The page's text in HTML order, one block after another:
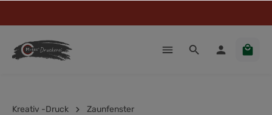
Kreativ -Druck Zaunfenster